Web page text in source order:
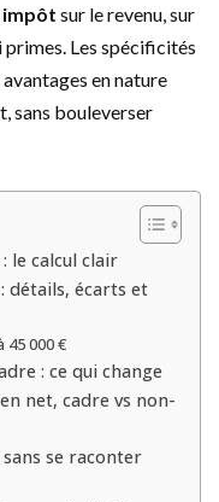
impôt sur le revenu, sur
primes. Les spécificités
en nature
sans bouleverser
le calcul clair
détails, écarts et
45 000 €
: ce qui change
net, cadre vs non-
se raconter